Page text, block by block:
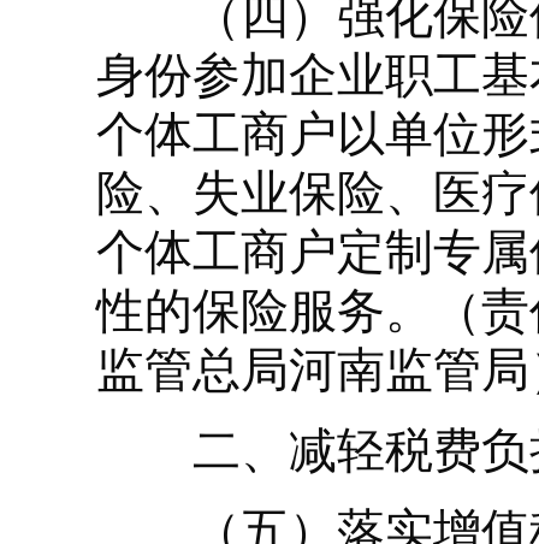
（四）强化保险
身份参加企业职工
个体工商户以单位
险、失业保险、医
个体工商户定制专
性的保险服务。（
监管总局河南监管
二、减轻税费负
（五）落实增值